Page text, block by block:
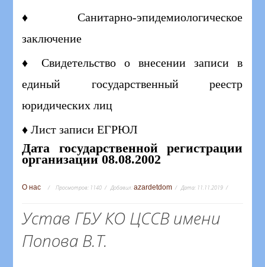
♦ Санитарно-эпидемиологическое
заключение
♦ Свидетельство о внесении записи в
единый государственный реестр
юридических лиц
♦ Лист записи ЕГРЮЛ
Дата государственной регистрации
организации 08.08.2002
О нас Просмотров: 1140 Добавил:azardetdom Дата: 11.11.2019
Устав ГБУ КО ЦССВ имени
Попова В.Т.